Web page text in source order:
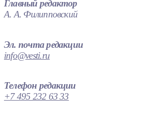
Главный редактор
А. А. Филипповский
Эл. почта редакции
info@vesti.ru
Телефон редакции
+7 495 232 63 33